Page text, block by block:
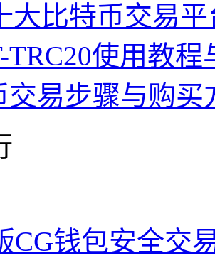
大比特币交易
TRC20使用教
交易步骤与购买
CG钱包安全交